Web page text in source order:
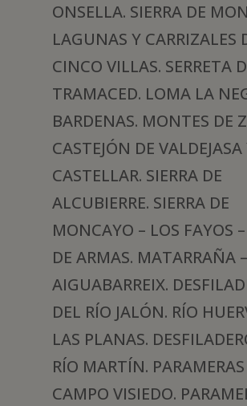
ONSELLA. SIERRA DE
LAGUNAS Y CARRIZALES
CINCO VILLAS. SERRETA
TRAMACED. LOMA LA
BARDENAS. MONTES DE
CASTEJÓN DE VALDEJASA
CASTELLAR. SIERRA DE
ALCUBIERRE. SIERRA DE
MONCAYO – LOS FAYOS
DE ARMAS. MATARRAÑA –
AIGUABARREIX.
DEL RÍO JALÓN. RÍO
LAS PLANAS.
RÍO MARTÍN.
CAMPO VISIEDO.